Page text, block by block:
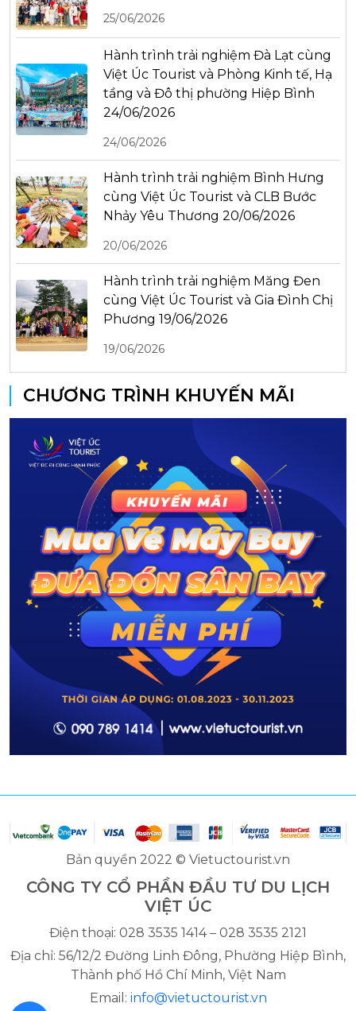
25/06/2026
Hành trình trải nghiệm Đà Lạt cùng
Việt Úc Tourist và Phòng Kinh tế, Hạ
tầng và Đô thị phường Hiệp Bình
24/06/2026
24/06/2026
Hành trình trải nghiệm Bình Hưng
cùng Việt Úc Tourist và CLB Bước
Nhảy Yêu Thương 20/06/2026
20/06/2026
Hành trình trải nghiệm Măng Đen
cùng Việt Úc Tourist và Gia Đình Chị
Phương 19/06/2026
19/06/2026
CHƯƠNG TRÌNH KHUYẾN MÃI
Bản quyền 2022 © Vietuctourist.vn
CÔNG TY CỔ PHẦN ĐẦU TƯ DU LỊCH
VIỆT ÚC
Điện thoại: 028 3535 1414 – 028 3535 2121
Địa chỉ: 56/12/2 Đường Linh Đông, Phường Hiệp Bình,
Thành phố Hồ Chí Minh, Việt Nam
Email: info@vietuctourist.vn